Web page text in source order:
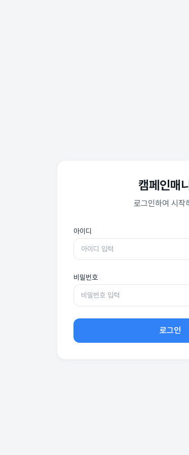
캠페인매
로그인하여 시작
아이디
비밀번호
로그인